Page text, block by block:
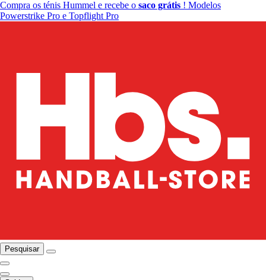
Compra os ténis Hummel e recebe o saco grátis ! Modelos
Powerstrike Pro e Topflight Pro
Pesquisar